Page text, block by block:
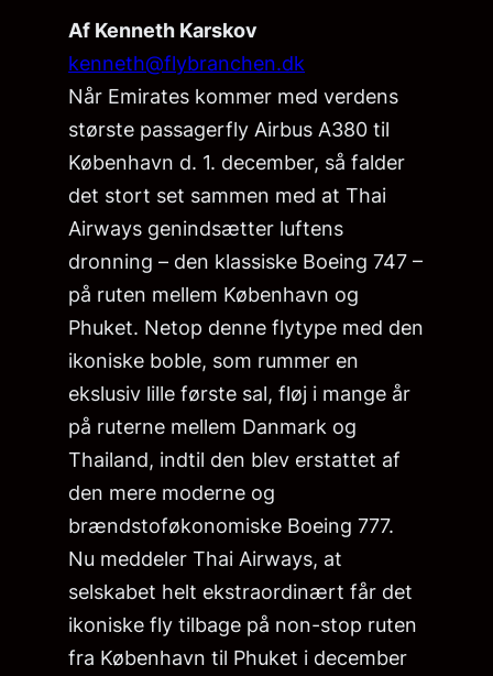
Af Kenneth Karskov
kenneth@flybranchen.dk
Når Emirates kommer med verdens
største passagerfly Airbus A380 til
København d. 1. december, så falder
det stort set sammen med at Thai
Airways genindsætter luftens
dronning – den klassiske Boeing 747 –
på ruten mellem København og
Phuket. Netop denne flytype med den
ikoniske boble, som rummer en
ekslusiv lille første sal, fløj i mange år
på ruterne mellem Danmark og
Thailand, indtil den blev erstattet af
den mere moderne og
brændstoføkonomiske Boeing 777.
Nu meddeler Thai Airways, at
selskabet helt ekstraordinært får det
ikoniske fly tilbage på non-stop ruten
fra København til Phuket i december